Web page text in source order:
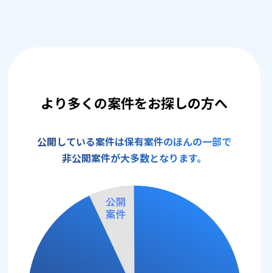
より多くの案件をお探しの方へ
公開している案件は保有案件のほんの一部で
非公開案件が大多数となります。